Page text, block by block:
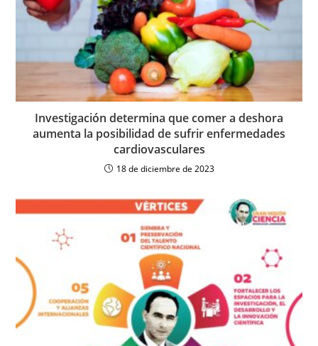
Investigación determina que comer a deshora
aumenta la posibilidad de sufrir enfermedades
cardiovasculares
18 de diciembre de 2023